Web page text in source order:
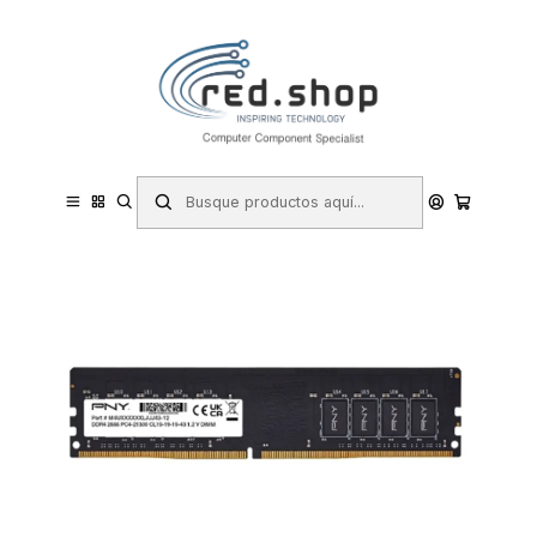
Haga Click Aqui
Componentes e Integración
PNY Memoria RAM DDR4 16GB 2666MHz CL19